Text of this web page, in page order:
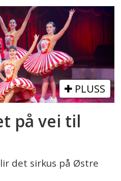
PLUSS
på vei til
det sirkus på Østre